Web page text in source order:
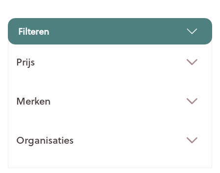
Filteren
Prijs
Merken
Organisaties